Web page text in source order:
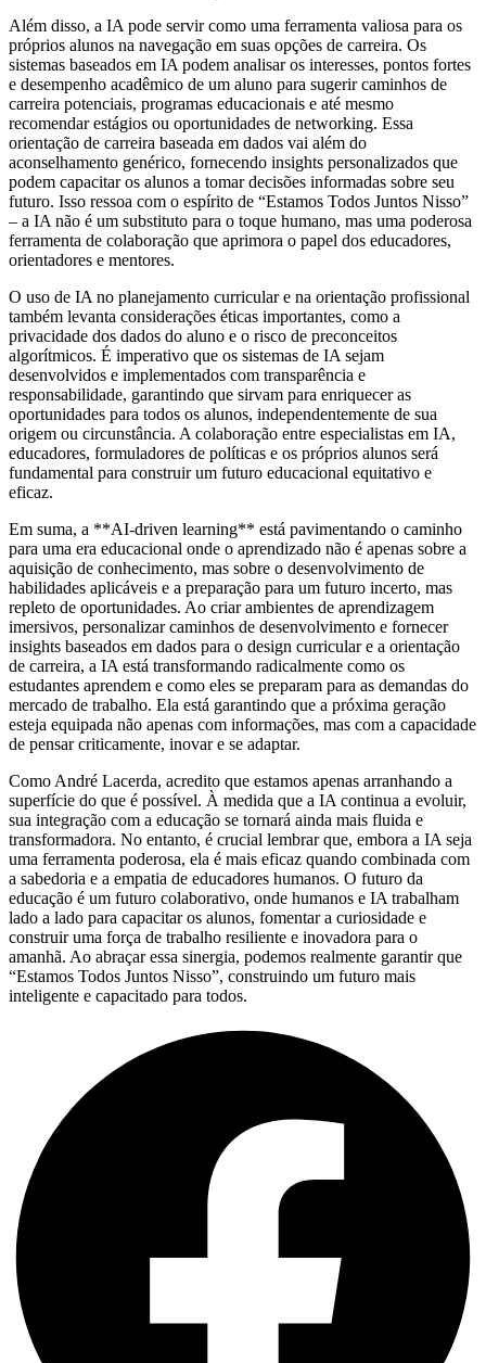
Além disso, a IA pode servir como uma ferramenta valiosa para os
próprios alunos na navegação em suas opções de carreira. Os
sistemas baseados em IA podem analisar os interesses, pontos fortes
e desempenho acadêmico de um aluno para sugerir caminhos de
carreira potenciais, programas educacionais e até mesmo
recomendar estágios ou oportunidades de networking. Essa
orientação de carreira baseada em dados vai além do
aconselhamento genérico, fornecendo insights personalizados que
podem capacitar os alunos a tomar decisões informadas sobre seu
futuro. Isso ressoa com o espírito de “Estamos Todos Juntos Nisso”
– a IA não é um substituto para o toque humano, mas uma poderosa
ferramenta de colaboração que aprimora o papel dos educadores,
orientadores e mentores.
O uso de IA no planejamento curricular e na orientação profissional
também levanta considerações éticas importantes, como a
privacidade dos dados do aluno e o risco de preconceitos
algorítmicos. É imperativo que os sistemas de IA sejam
desenvolvidos e implementados com transparência e
responsabilidade, garantindo que sirvam para enriquecer as
oportunidades para todos os alunos, independentemente de sua
origem ou circunstância. A colaboração entre especialistas em IA,
educadores, formuladores de políticas e os próprios alunos será
fundamental para construir um futuro educacional equitativo e
eficaz.
Em suma, a **AI-driven learning** está pavimentando o caminho
para uma era educacional onde o aprendizado não é apenas sobre a
aquisição de conhecimento, mas sobre o desenvolvimento de
habilidades aplicáveis e a preparação para um futuro incerto, mas
repleto de oportunidades. Ao criar ambientes de aprendizagem
imersivos, personalizar caminhos de desenvolvimento e fornecer
insights baseados em dados para o design curricular e a orientação
de carreira, a IA está transformando radicalmente como os
estudantes aprendem e como eles se preparam para as demandas do
mercado de trabalho. Ela está garantindo que a próxima geração
esteja equipada não apenas com informações, mas com a capacidade
de pensar criticamente, inovar e se adaptar.
Como André Lacerda, acredito que estamos apenas arranhando a
superfície do que é possível. À medida que a IA continua a evoluir,
sua integração com a educação se tornará ainda mais fluida e
transformadora. No entanto, é crucial lembrar que, embora a IA seja
uma ferramenta poderosa, ela é mais eficaz quando combinada com
a sabedoria e a empatia de educadores humanos. O futuro da
educação é um futuro colaborativo, onde humanos e IA trabalham
lado a lado para capacitar os alunos, fomentar a curiosidade e
construir uma força de trabalho resiliente e inovadora para o
amanhã. Ao abraçar essa sinergia, podemos realmente garantir que
“Estamos Todos Juntos Nisso”, construindo um futuro mais
inteligente e capacitado para todos.